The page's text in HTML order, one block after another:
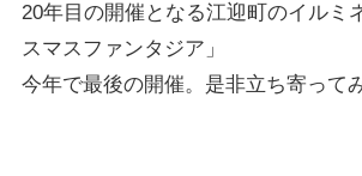
20年目の開催となる江迎町のイルミ
スマスファンタジア」
今年で最後の開催。是非立ち寄って